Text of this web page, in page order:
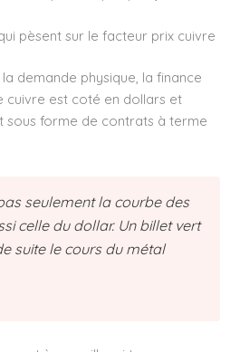
pèsent sur le facteur prix cuivre
demande physique, la finance
cuivre est coté en dollars et
sous forme de contrats à terme
seulement la courbe des
celle du dollar. Un billet vert
suite le cours du métal